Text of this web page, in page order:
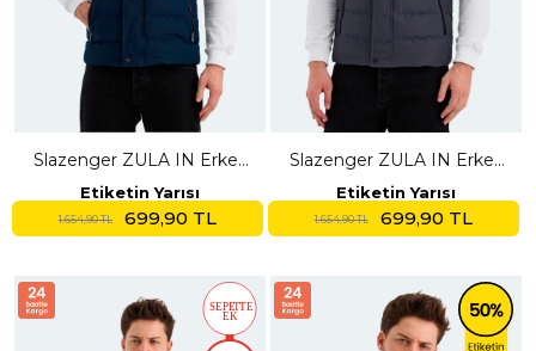
Slazenger ZULA IN Erkek
Şişme Petrol Yelek
Etiketin Yarısı
1.654,90 TL 699,90 TL
Slazenger ZULA IN Erkek
Şişme Gri Yelek
Etiketin Yarısı
1.654,90 TL 699,90 TL